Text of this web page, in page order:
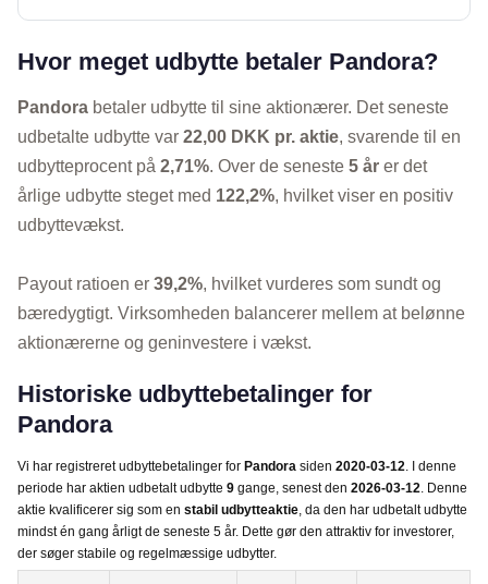
Hvor meget udbytte betaler Pandora?
Pandora betaler udbytte til sine aktionærer. Det seneste
udbetalte udbytte var 22,00 DKK pr. aktie, svarende til en
udbytteprocent på 2,71%. Over de seneste 5 år er det
årlige udbytte steget med 122,2%, hvilket viser en positiv
udbyttevækst.
Payout ratioen er 39,2%, hvilket vurderes som sundt og
bæredygtigt. Virksomheden balancerer mellem at belønne
aktionærerne og geninvestere i vækst.
Historiske udbyttebetalinger for
Pandora
Vi har registreret udbyttebetalinger for Pandora siden 2020-03-12. I denne
periode har aktien udbetalt udbytte 9 gange, senest den 2026-03-12. Denne
aktie kvalificerer sig som en stabil udbytteaktie, da den har udbetalt udbytte
mindst én gang årligt de seneste 5 år. Dette gør den attraktiv for investorer,
der søger stabile og regelmæssige udbytter.